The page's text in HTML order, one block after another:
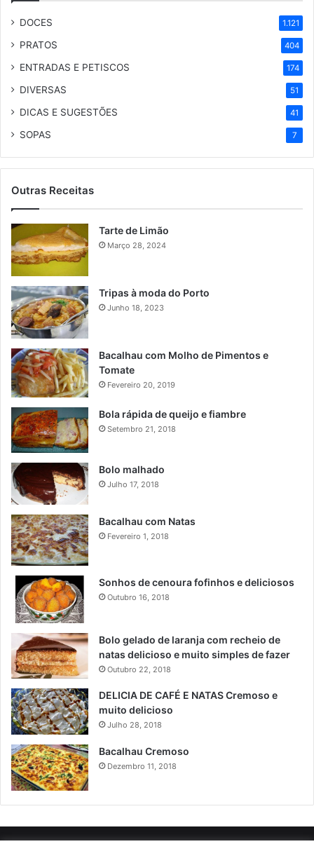
DOCES 1.121
PRATOS 404
ENTRADAS E PETISCOS 174
DIVERSAS 51
DICAS E SUGESTÕES 41
SOPAS 7
Outras Receitas
Tarte de Limão
Março 28, 2024
Tripas à moda do Porto
Junho 18, 2023
Bacalhau com Molho de Pimentos e
Tomate
Fevereiro 20, 2019
Bola rápida de queijo e fiambre
Setembro 21, 2018
Bolo malhado
Julho 17, 2018
Bacalhau com Natas
Fevereiro 1, 2018
Sonhos de cenoura fofinhos e deliciosos
Outubro 16, 2018
Bolo gelado de laranja com recheio de
natas delicioso e muito simples de fazer
Outubro 22, 2018
DELICIA DE CAFÉ E NATAS Cremoso e
muito delicioso
Julho 28, 2018
Bacalhau Cremoso
Dezembro 11, 2018